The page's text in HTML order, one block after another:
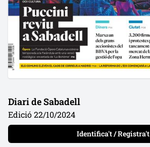
Diari de Sabadell
Edició 22/10/2024
Identifica't / Registra't